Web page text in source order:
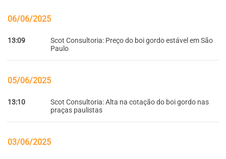
06/06/2025
13:09
Scot Consultoria: Preço do boi gordo estável em São
Paulo
05/06/2025
13:10
Scot Consultoria: Alta na cotação do boi gordo nas
praças paulistas
03/06/2025